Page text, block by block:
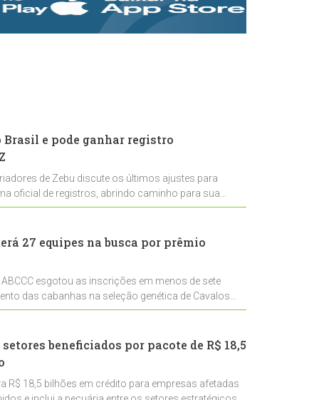
rastreabilidade e
rigor técnico para
Brasil e pode ganhar registro
de Zebu discute os últimos ajustes para
oficial de registros, abrindo caminho para sua
27 equipes na busca por prêmio
esgotou as inscrições em menos de sete
das cabanhas na seleção genética de Cavalos
beneficiados por pacote de R$ 18,5
R$ 18,5 bilhões em crédito para empresas afetadas